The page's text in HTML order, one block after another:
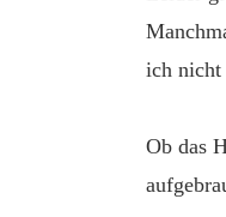
ich nicht
Ob das